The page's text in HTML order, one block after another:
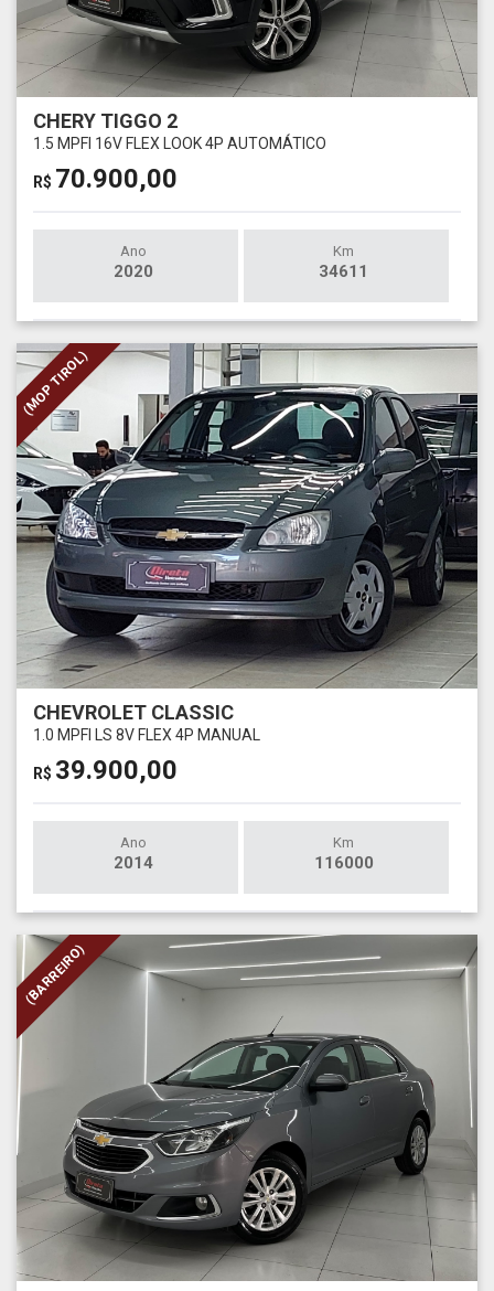
CHERY TIGGO 2
1.5 MPFI 16V FLEX LOOK 4P AUTOMÁTICO
R$ 70.900,00
Ano
2020
Km
34611
(MOP TIROL)
CHEVROLET CLASSIC
1.0 MPFI LS 8V FLEX 4P MANUAL
R$ 39.900,00
Ano
2014
Km
116000
(BARREIRO)